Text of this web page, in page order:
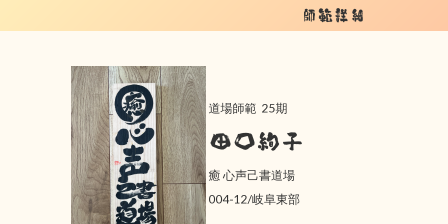
師範詳細
道場師範 25期
田口絢子
癒 心声己書道場
004-12/岐阜東部